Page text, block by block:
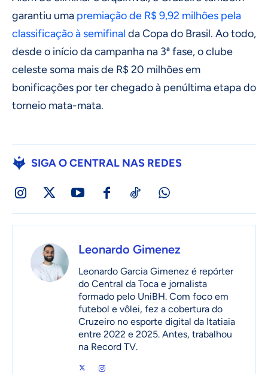
garantiu uma premiação de R$ 9,92 milhões pela
classificação à semifinal da Copa do Brasil. Ao todo,
desde o início da campanha na 3ª fase, o clube
celeste soma mais de R$ 20 milhões em
bonificações por ter chegado à penúltima etapa do
torneio mata-mata.
SIGA O CENTRAL NAS REDES
Leonardo Gimenez
Leonardo Garcia Gimenez é repórter
do Central da Toca e jornalista
formado pelo UniBH. Com foco em
futebol e vôlei, fez a cobertura do
Cruzeiro no esporte digital da Itatiaia
entre 2022 e 2025. Antes, trabalhou
na Record TV.